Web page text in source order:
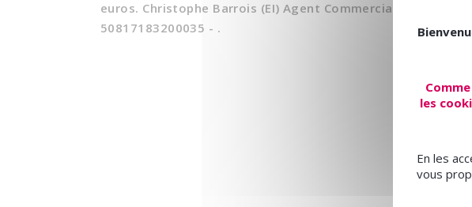
euros. Christophe Barrois (EI) Agent Commercial - Numéro
50817183200035 - .
les
En les
vous